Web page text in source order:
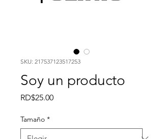
SKU: 217537123517253
Soy un producto
RD$25.00Precio
Tamaño *